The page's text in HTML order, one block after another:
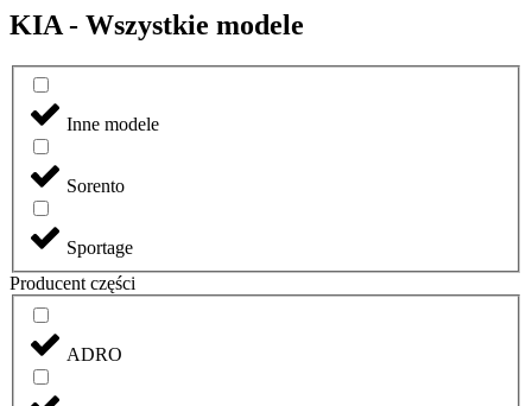
KIA - Wszystkie modele
Inne modele
Sorento
Sportage
Producent części
ADRO